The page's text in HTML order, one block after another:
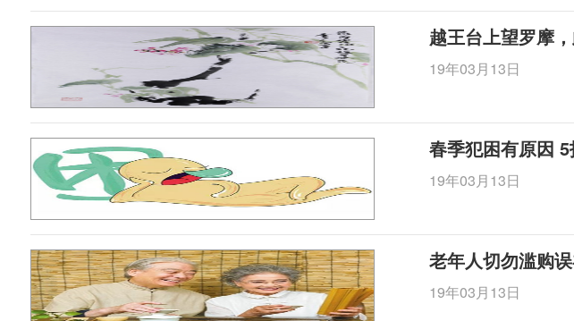
【定位】腕横纹上1寸，尺侧腕屈肌腱的桡侧。
【解剖】在尺侧腕屈肌与指浅屈肌之间，深层为指深屈肌；有尺动脉通过
【主治】心悸，怔仲，暴喑，舌强不语，腕臂痛。
【操作】直刺0.3~0.5寸。
【配伍】配廉泉、哑门治不语。
【附注】手少阴经络穴。
咨询电话：010-87876186
越王台上望罗摩
19年03月13日
春季犯困有原因
19年03月13日
老年人切勿滥购
19年03月13日